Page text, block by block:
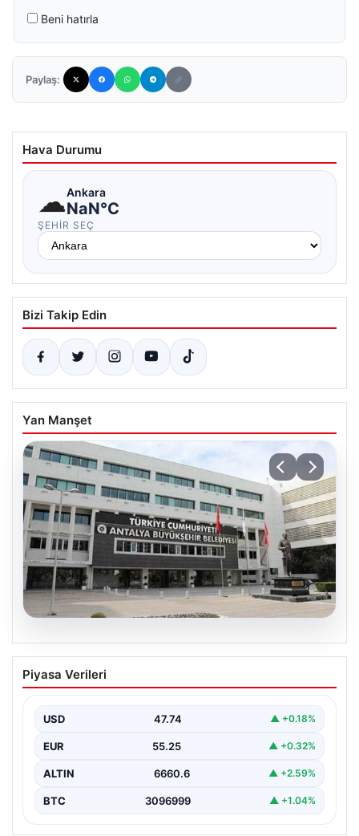
Beni hatırla
Paylaş:
Hava Durumu
☁Ankara
NaN°C
ŞEHIR SEÇ
Bizi Takip Edin
Yan Manşet
Antalya Büyükşehir Belediyesi’ne
Yönelik Rüşvet ve Yolsuzluk
Bırakıldı
Antalya Büyükşehir Belediyesi'ne bağlı gerçekleştirilen
rüşvet ve yolsuzluk soruşturması kapsamında önemli
Piyasa Verileri
USD 47.74 ▲ +0.18%
EUR 55.25 ▲ +0.32%
ALTIN 6660.6 ▲ +2.59%
BTC 3096999 ▲ +1.04%